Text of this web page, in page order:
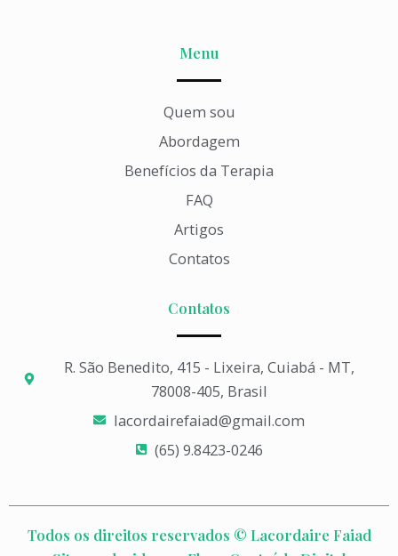
Menu
Quem sou
Abordagem
Benefícios da Terapia
FAQ
Artigos
Contatos
Contatos
R. São Benedito, 415 - Lixeira, Cuiabá - MT,
78008-405, Brasil
lacordairefaiad@gmail.com​
(65) 9.8423-0246​
Todos os direitos reservados © Lacordaire Faiad